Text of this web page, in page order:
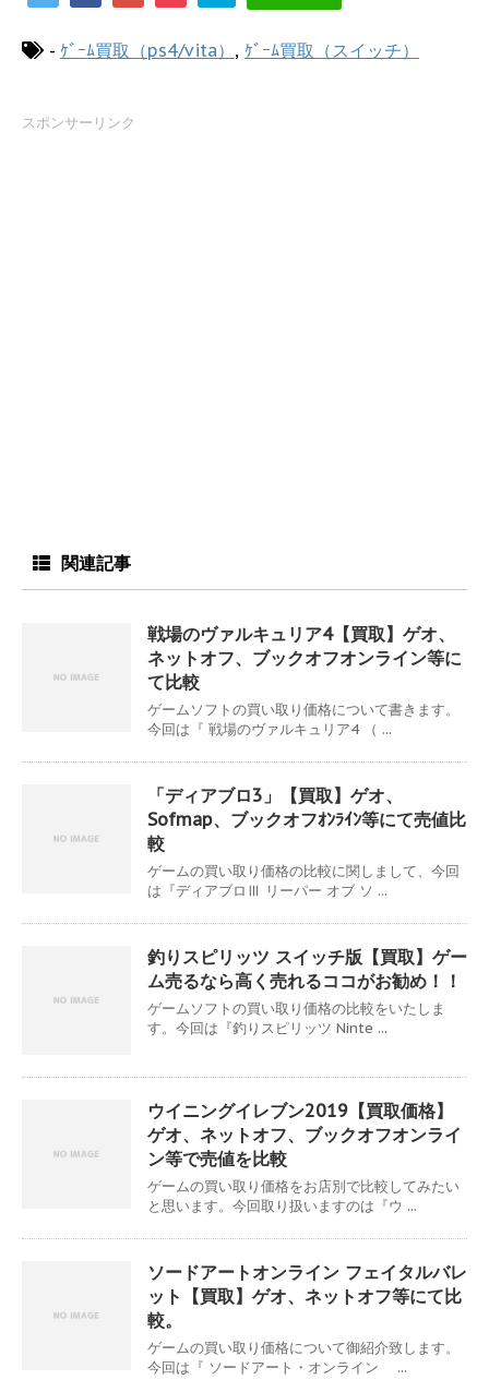
- ｹﾞｰﾑ買取（ps4/vita） , ｹﾞｰﾑ買取（スイッチ）
スポンサーリンク
関連記事
戦場のヴァルキュリア4【買取】ゲオ、
ネットオフ、ブックオフオンライン等に
て比較
ゲームソフトの買い取り価格について書きます。
今回は『 戦場のヴァルキュリア4 （ ...
「ディアブロ3」【買取】ゲオ、
Sofmap、ブックオフｵﾝﾗｲﾝ等にて売値比
較
ゲームの買い取り価格の比較に関しまして、今回
は『ディアブロⅢ リーパー オブ ソ ...
釣りスピリッツ スイッチ版【買取】ゲー
ム売るなら高く売れるココがお勧め！！
ゲームソフトの買い取り価格の比較をいたしま
す。今回は『釣りスピリッツ Ninte ...
ウイニングイレブン2019【買取価格】
ゲオ、ネットオフ、ブックオフオンライ
ン等で売値を比較
ゲームの買い取り価格をお店別で比較してみたい
と思います。今回取り扱いますのは『ウ ...
ソードアートオンライン フェイタルバレ
ット【買取】ゲオ、ネットオフ等にて比
較。
ゲームの買い取り価格について御紹介致します。
今回は『 ソードアート・オンライン ...